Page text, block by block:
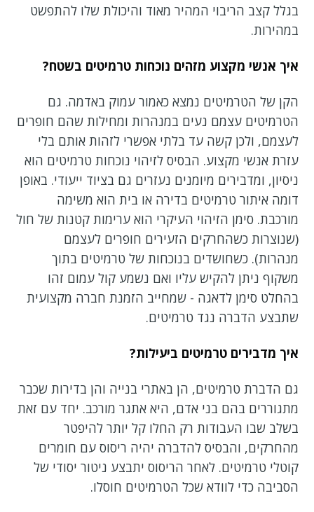
בגלל קצב הריבוי המהיר מאוד והיכולת שלו להתפשט
במהירות.
איך אנשי מקצוע מזהים נוכחות טרמיטים בשטח?
הקן של הטרמיטים נמצא כאמור עמוק באדמה. גם
הטרמיטים עצמם נעים במנהרות ומחילות שהם חופרים
לעצמם, ולכן קשה עד בלתי אפשרי לזהות אותם בלי
עזרת אנשי מקצוע. הבסיס לזיהוי נוכחות טרמיטים הוא
ניסיון, ומדבירים מיומנים נעזרים גם בציוד ייעודי. באופן
דומה איתור טרמיטים בדירה או בית הוא משימה
מורכבת. סימן הזיהוי העיקרי הוא ערימות קטנות של חול
(שנוצרות כשהחרקים הזעירים חופרים לעצמם
מנהרות). כשחושדים בנוכחות של טרמיטים בתוך
משקוף ניתן להקיש עליו ואם נשמע קול עמום זהו
בהחלט סימן לדאגה - שמחייב הזמנת חברה מקצועית
שתבצע הדברה נגד טרמיטים.
איך מדבירים טרמיטים ביעילות?
גם הדברת טרמיטים, הן באתרי בנייה והן בדירות שכבר
מתגוררים בהם בני אדם, היא אתגר מורכב. יחד עם זאת
בשלב שבו העבודות רק החלו קל יותר להיפטר
מהחרקים, והבסיס להדברה יהיה ריסוס עם חומרים
קוטלי טרמיטים. לאחר הריסוס יתבצע ניטור יסודי של
הסביבה כדי לוודא שכל הטרמיטים חוסלו.